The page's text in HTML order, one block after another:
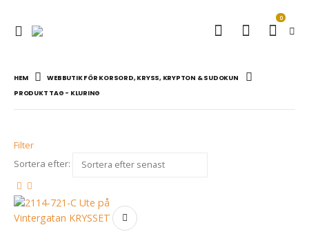
0
HEM
WEBBUTIK FÖR KORSORD, KRYSS, KRYPTON & SUDOKUN
PRODUKT TAG - KLURING
Filter
Sortera efter: